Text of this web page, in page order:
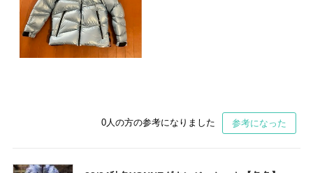
0人の方の参考になりました 参考になった